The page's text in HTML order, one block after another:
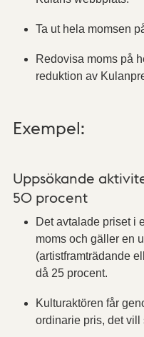
Ta ut hela momsen
Redovisa moms på
reduktion av
Exempel:
Uppsökande
50 procent
Det avtalade priset i
moms och gäller en
(artistframträdande
då 25 procent.
Kulturaktören får
ordinarie pris, det vill